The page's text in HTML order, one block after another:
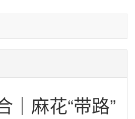
｜麻花“带路”